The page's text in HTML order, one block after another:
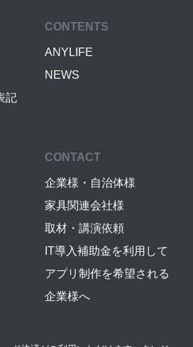
記
CONTENTS
ANYLIFE
NEWS
CONTACT
企業様・自治体様
家具関連会社様
取材・講演依頼
IT導入補助金を利用して
アプリ制作を希望される
企業様へ